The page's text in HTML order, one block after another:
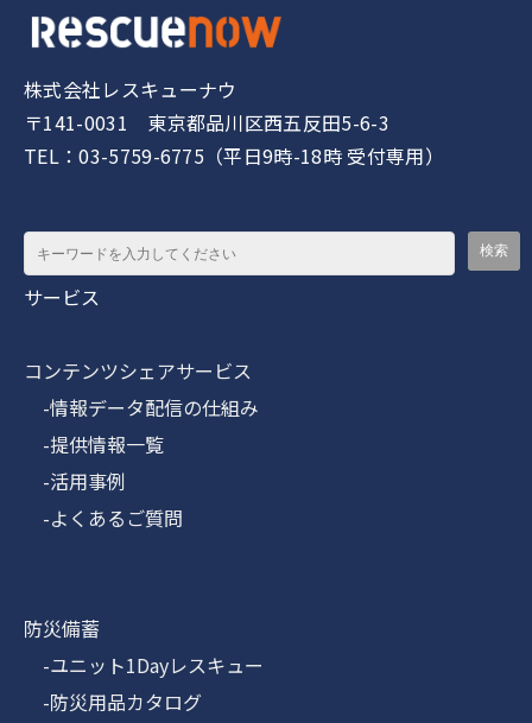
株式会社レスキューナウ
〒141-0031 東京都品川区西五反田5-6-3
TEL：03-5759-6775（平日9時-18時 受付専用）
サービス
コンテンツシェアサービス
-情報データ配信の仕組み
-提供情報一覧
-活用事例
-よくあるご質問
防災備蓄
-ユニット1Dayレスキュー
-防災用品カタログ